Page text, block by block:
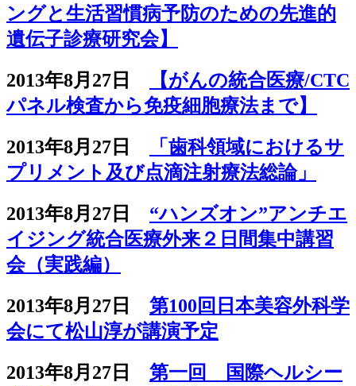
ングと生活習慣病予防のための先進的
遺伝子診療研究会】
2013年8月27日
【がんの統合医療/CTC
パネル検査から免疫細胞療法まで】
2013年8月27日
「歯科領域におけるサ
プリメント及び点滴注射療法総論」
2013年8月27日 “ハンズオン”アンチエ
イジング統合医療外来２日間集中講習
会（実践編）
2013年8月27日 第100回日本美容外科学
会にて松山淳が講演予定
2013年8月27日 第一回 国際ヘルシー